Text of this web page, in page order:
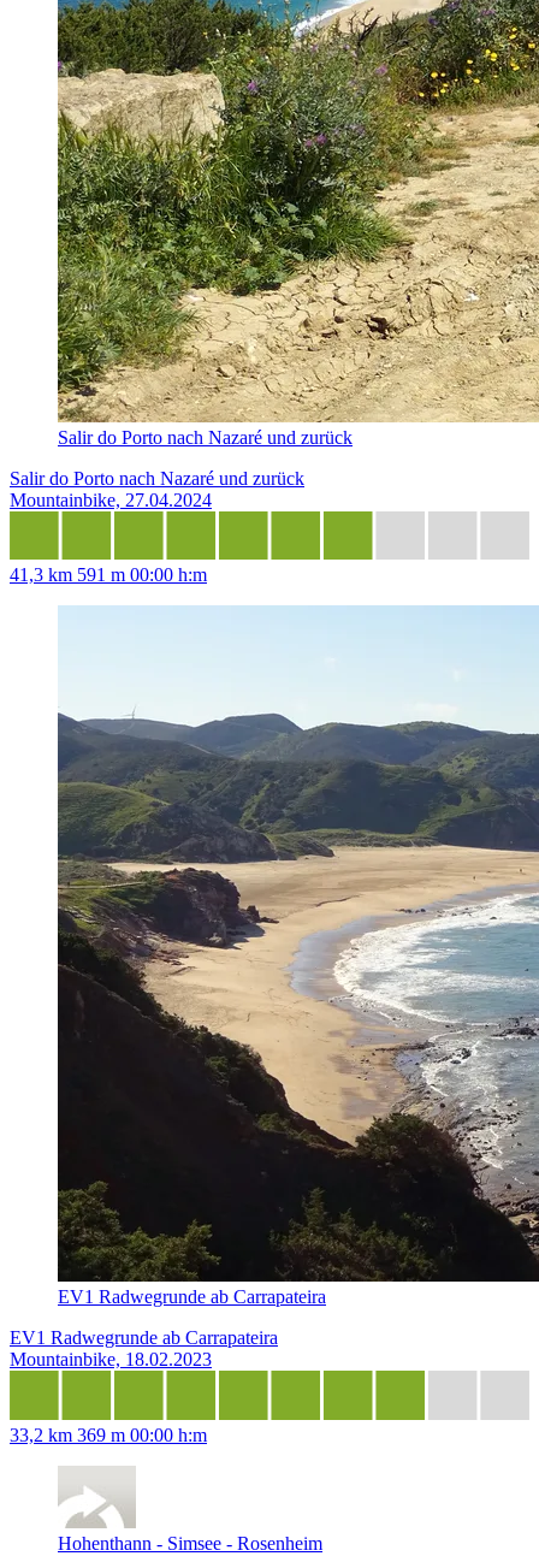
Salir do Porto nach Nazaré und zurück
Salir do Porto nach Nazaré und zurück
Mountainbike, 27.04.2024
41,3 km 591 m 00:00 h:m
EV1 Radwegrunde ab Carrapateira
EV1 Radwegrunde ab Carrapateira
Mountainbike, 18.02.2023
33,2 km 369 m 00:00 h:m
Hohenthann - Simsee - Rosenheim